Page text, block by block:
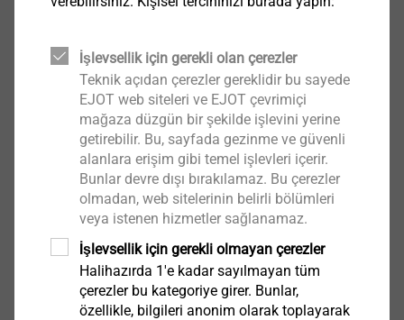
obliged to maintain confidentiality which also
includes the implementation of reasonable
precautions against unintended passing-on to
external parties and against unauthorised use by
your own employees.
In case of violation you make yourself liable to
prosecution and compensation. EJOT will make use
of all legal possibilities of penalty. All information
remain the property of the EJOT Group.
The access provided does not include any limitation or
licensing of industrial property rights.
İşlevsellik için gerekli olan çerezler
Teknik açıdan çerezler gereklidir bu sayede
EJOT web siteleri ve EJOT çevrimiçi
mağaza düzgün bir şekilde işlevini yerine
getirebilir. Bu, sayfada gezinme ve güvenli
alanlara erişim gibi temel işlevleri içerir.
Bunlar devre dışı bırakılamaz. Bu çerezler
olmadan, web sitelerinin belirli bölümleri
veya istenen hizmetler sağlanamaz.
İşlevsellik için gerekli olmayan çerezler
Halihazırda 1'e kadar sayılmayan tüm
çerezler bu kategoriye girer. Bunlar,
özellikle, bilgileri anonim olarak toplayarak